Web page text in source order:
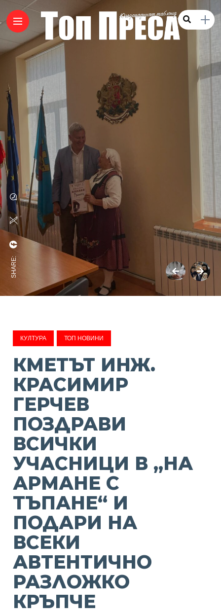
SHARE:
КУЛТУРА ТОП НОВИНИ
КМЕТЪТ ИНЖ.
КРАСИМИР
ГЕРЧЕВ
ПОЗДРАВИ
ВСИЧКИ
УЧАСНИЦИ В „НА
АРМАНЕ С
ТЪПАНЕ“ И
ПОДАРИ НА
ВСЕКИ
АВТЕНТИЧНО
РАЗЛОЖКО
КРЪПЧЕ